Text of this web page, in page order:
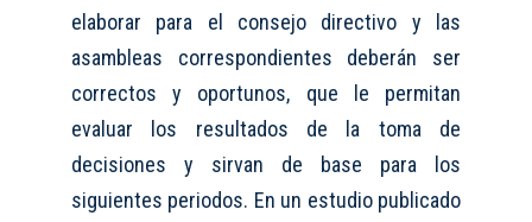
elaborar para el consejo directivo y las
asambleas correspondientes deberán ser
correctos y oportunos, que le permitan
evaluar los resultados de la toma de
decisiones y sirvan de base para los
siguientes periodos. En un estudio publicado